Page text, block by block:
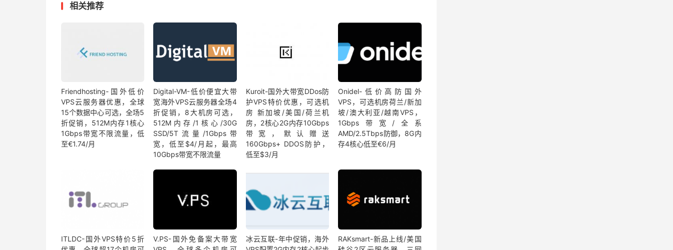
相关推荐
Friendhosting-国外低价
VPS云服务器优惠，全球
15个数据中心可选，全场5
折促销，512M内存1核心
1Gbps带宽不限流量，低
至€1.74/月
Digital-VM-低价便宜大带
宽海外VPS云服务器全场4
折促销，8大机房可选，
512M内存/1核心/30G
SSD/5T流量/1Gbps带
宽，低至$4/月起，最高
10Gbps带宽不限流量
Kuroit-国外大带宽DDos防
护VPS特价优惠，可选机
房 新加坡/美国/荷兰机
房，2核心2G内存10Gbps
带宽，默认赠送
160Gbps+ DDOS防护，
低至$3/月
Onidel-低价高防国外
VPS，可选机房荷兰/新加
坡/澳大利亚/越南VPS，
1Gbps带宽/全系
AMD/2.5Tbps防御，8G内
存4核心低至€6/月
ITLDC-国外VPS特价5折
V.PS-国外免备案大带宽
冰云互联-年中促销，海外
RAKsmart-新品上线/美国